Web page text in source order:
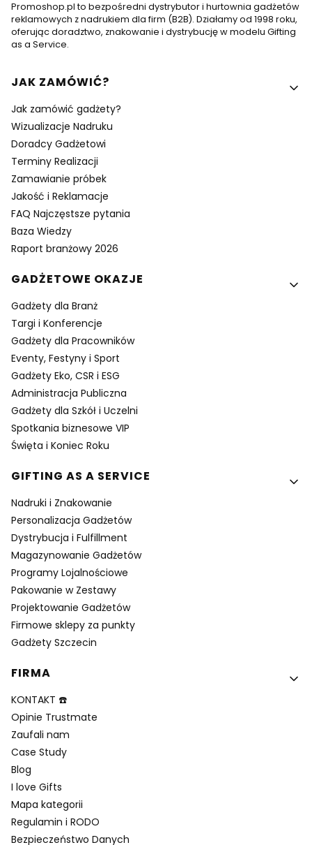
Promoshop.pl to bezpośredni dystrybutor i hurtownia gadżetów
reklamowych z nadrukiem dla firm (B2B). Działamy od 1998 roku,
oferując doradztwo, znakowanie i dystrybucję w modelu Gifting
as a Service.
Linki w stopce
JAK ZAMÓWIĆ?
Jak zamówić gadżety?
Wizualizacje Nadruku
Doradcy Gadżetowi
Terminy Realizacji
Zamawianie próbek
Jakość i Reklamacje
FAQ Najczęstsze pytania
Baza Wiedzy
Raport branżowy 2026
GADŻETOWE OKAZJE
Gadżety dla Branż
Targi i Konferencje
Gadżety dla Pracowników
Eventy, Festyny i Sport
Gadżety Eko, CSR i ESG
Administracja Publiczna
Gadżety dla Szkół i Uczelni
Spotkania biznesowe VIP
Święta i Koniec Roku
GIFTING AS A SERVICE
Nadruki i Znakowanie
Personalizacja Gadżetów
Dystrybucja i Fulfillment
Magazynowanie Gadżetów
Programy Lojalnościowe
Pakowanie w Zestawy
Projektowanie Gadżetów
Firmowe sklepy za punkty
Gadżety Szczecin
FIRMA
KONTAKT ☎️
Opinie Trustmate
Zaufali nam
Case Study
Blog
I love Gifts
Mapa kategorii
Regulamin i RODO
Bezpieczeństwo Danych